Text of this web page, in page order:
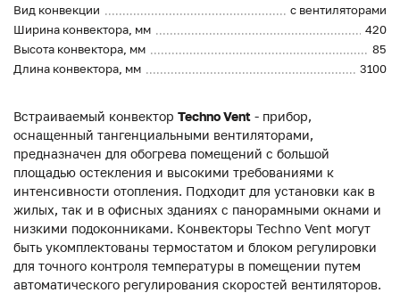
Вид конвекции
с вентиляторами
Ширина конвектора, мм
420
Высота конвектора, мм
85
Длина конвектора, мм
3100
Встраиваемый конвектор Techno Vent - прибор,
оснащенный тангенциальными вентиляторами,
предназначен для обогрева помещений с большой
площадью остекления и высокими требованиями к
интенсивности отопления. Подходит для установки как в
жилых, так и в офисных зданиях с панорамными окнами и
низкими подоконниками. Конвекторы Techno Vent могут
быть укомплектованы термостатом и блоком регулировки
для точного контроля температуры в помещении путем
автоматического регулирования скоростей вентиляторов.